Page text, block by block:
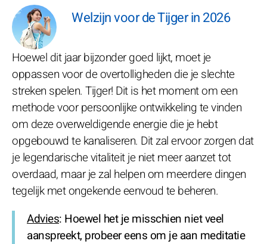
Welzijn voor de Tijger in 2026
Hoewel dit jaar bijzonder goed lijkt, moet je
oppassen voor de overtolligheden die je slechte
streken spelen. Tijger! Dit is het moment om een
methode voor persoonlijke ontwikkeling te vinden
om deze overweldigende energie die je hebt
opgebouwd te kanaliseren. Dit zal ervoor zorgen dat
je legendarische vitaliteit je niet meer aanzet tot
overdaad, maar je zal helpen om meerdere dingen
tegelijk met ongekende eenvoud te beheren.
Advies: Hoewel het je misschien niet veel
aanspreekt, probeer eens om je aan meditatie